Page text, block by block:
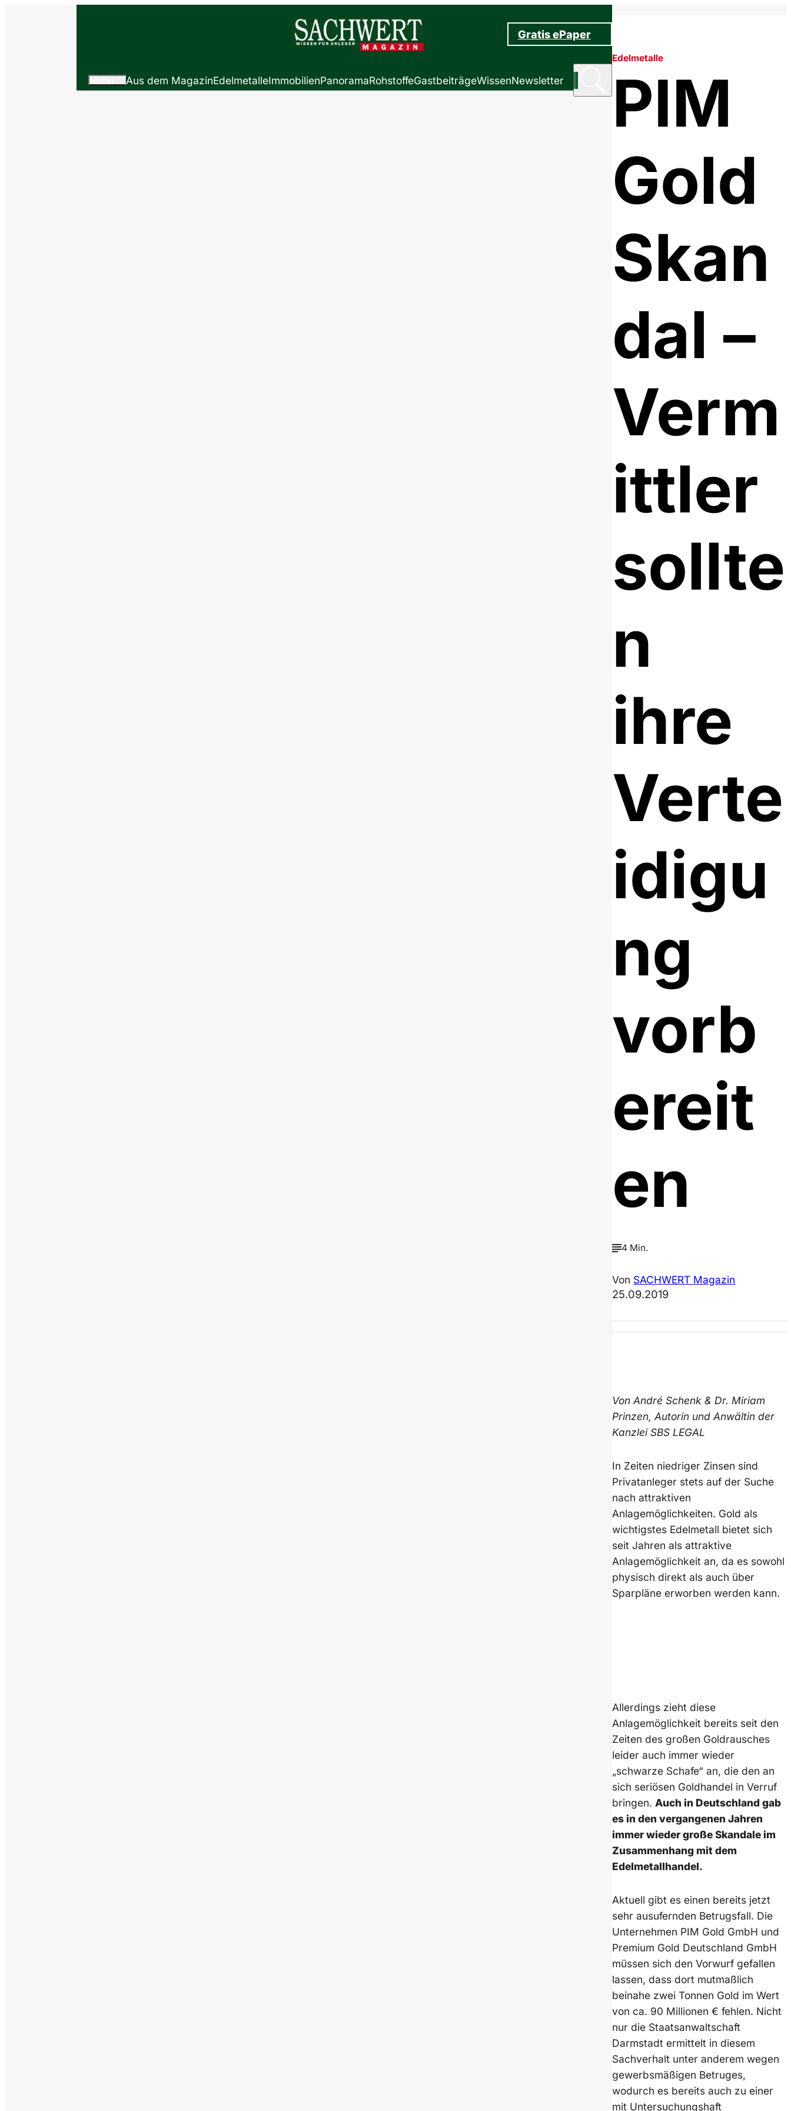
Gratis ePaper
Aus dem MagazinEdelmetalleImmobilienPanoramaRohstoffeGastbeiträgeWissenNewsletter
Edelmetalle
PIM
Gold
Skan
dal –
Verm
ittler
sollte
n
ihre
Verte
idigu
ng
vorb
ereit
en
4 Min.
Von SACHWERT Magazin
25.09.2019
Von André Schenk & Dr. Miriam
Prinzen, Autorin und Anwältin der
Kanzlei SBS LEGAL
In Zeiten niedriger Zinsen sind
Privatanleger stets auf der Suche
nach attraktiven
Anlagemöglichkeiten. Gold als
wichtigstes Edelmetall bietet sich
seit Jahren als attraktive
Anlagemöglichkeit an, da es sowohl
physisch direkt als auch über
Sparpläne erworben werden kann.
Allerdings zieht diese
Anlagemöglichkeit bereits seit den
Zeiten des großen Goldrausches
leider auch immer wieder
„schwarze Schafe“ an, die den an
sich seriösen Goldhandel in Verruf
bringen.Auch in Deutschland gab
es in den vergangenen Jahren
immer wieder große Skandale im
Zusammenhang mit dem
Edelmetallhandel.
Aktuell gibt es einen bereits jetzt
sehr ausufernden Betrugsfall. Die
Unternehmen PIM Gold GmbH und
Premium Gold Deutschland GmbH
müssen sich den Vorwurf gefallen
lassen, dass dort mutmaßlich
beinahe zwei Tonnen Gold im Wert
von ca. 90 Millionen € fehlen. Nicht
nur die Staatsanwaltschaft
Darmstadt ermittelt in diesem
Sachverhalt unter anderem wegen
gewerbsmäßigen Betruges,
wodurch es bereits auch zu einer
mit Untersuchungshaft